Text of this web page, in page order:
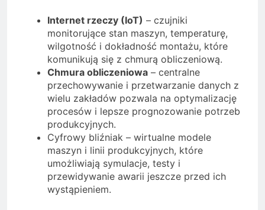
Internet rzeczy (IoT) – czujniki
monitorujące stan maszyn, temperaturę,
wilgotność i dokładność montażu, które
komunikują się z chmurą obliczeniową.
Chmura obliczeniowa – centralne
przechowywanie i przetwarzanie danych z
wielu zakładów pozwala na optymalizację
procesów i lepsze prognozowanie potrzeb
produkcyjnych.
Cyfrowy bliźniak – wirtualne modele
maszyn i linii produkcyjnych, które
umożliwiają symulacje, testy i
przewidywanie awarii jeszcze przed ich
wystąpieniem.